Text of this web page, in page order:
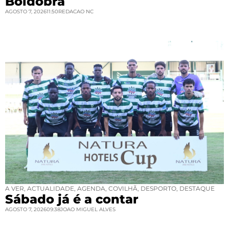
AGOSTO 7, 202611:50REDACAO NC
A VER ACTUALIDADE AGENDA COVILHÃ DESPORTO DESTAQUE
Sábado já é a contar
AGOSTO 7, 202609:38JOAO MIGUEL ALVES